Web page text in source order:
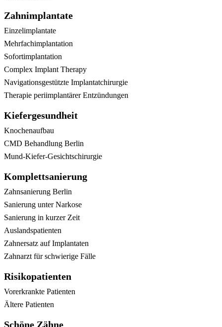
Zahnimplantate
Einzelimplantate
Mehrfachimplantation
Sofortimplantation
Complex Implant Therapy
Navigationsgestützte Implantatchirurgie
Therapie periimplantärer Entzündungen
Kiefergesundheit
Knochenaufbau
CMD Behandlung Berlin
Mund-Kiefer-Gesichtschirurgie
Komplettsanierung
Zahnsanierung Berlin
Sanierung unter Narkose
Sanierung in kurzer Zeit
Auslandspatienten
Zahnersatz auf Implantaten
Zahnarzt für schwierige Fälle
Risikopatienten
Vorerkrankte Patienten
Ältere Patienten
Schöne Zähne